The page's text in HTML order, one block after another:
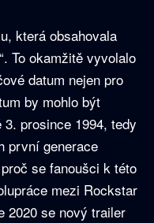
která obsahovala
To okamžitě vyvolalo
datum nejen pro
by mohlo být
prosince 1994, tedy
první generace
se fanoušci k této
mezi Rockstar
2020 se nový trailer